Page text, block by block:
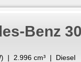
Benz
) | 2.996 cm³ | Diesel